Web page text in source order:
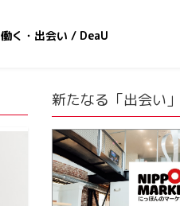
働く・出会い / DeaU
新たなる「出会い」